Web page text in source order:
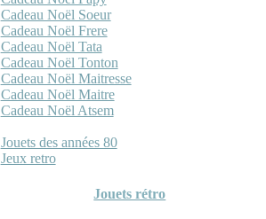
Cadeau Noël Soeur
Cadeau Noël Frere
Cadeau Noël Tata
Cadeau Noël Tonton
Cadeau Noël Maitresse
Cadeau Noël Maitre
Cadeau Noël Atsem
Jouets des années 80
Jeux retro
Jouets rétro